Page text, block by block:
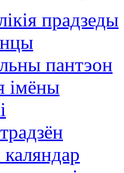
прадзеды
пантэон
імёны